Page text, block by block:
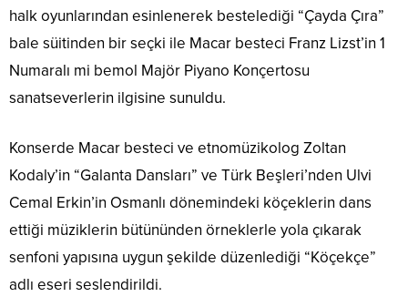
halk oyunlarından esinlenerek bestelediği “Çayda Çıra”
bale süitinden bir seçki ile Macar besteci Franz Lizst’in 1
Numaralı mi bemol Majör Piyano Konçertosu
sanatseverlerin ilgisine sunuldu.
Konserde Macar besteci ve etnomüzikolog Zoltan
Kodaly’in “Galanta Dansları” ve Türk Beşleri’nden Ulvi
Cemal Erkin’in Osmanlı dönemindeki köçeklerin dans
ettiği müziklerin bütününden örneklerle yola çıkarak
senfoni yapısına uygun şekilde düzenlediği “Köçekçe”
adlı eseri seslendirildi.